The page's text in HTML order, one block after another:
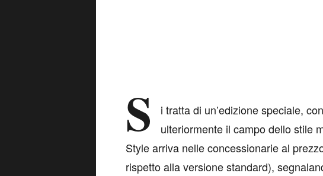
S
i tratta di un’edizione speciale,
ulteriormente il campo dello stile
Style arriva nelle concessionarie al
rispetto alla versione standard),